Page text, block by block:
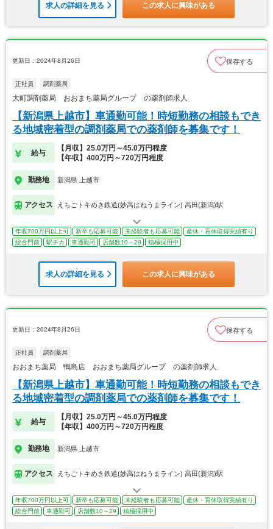
求人の詳細を見る この求人に興味がある
更新日：2024年8月26日 保存する
正社員 調剤薬局
大町調剤薬局 おおまち薬局グループ の薬剤師求人
【新潟県上越市】車通勤可能！時短勤務の相談もでき
る地域密着型の調剤薬局での薬剤師を募集です！
給与
【月収】25.0万円～45.0万円程度
【年収】400万円～720万円程度
勤務地 新潟県 上越市
アクセス えちごトキめき鉄道(妙高はねうまライン) 高田(新潟)駅
年収700万円以上可 新卒も応募可能 未経験者も応募可能
産休・育休取得実績有り
総合門前
駅チカ 車通勤可 店舗数10～29 積極採用中
求人の詳細を見る この求人に興味がある
更新日：2024年8月26日 保存する
正社員 調剤薬局
おおまち薬局 鴨島店 おおまち薬局グループ の薬剤師求人
【新潟県上越市】車通勤可能！時短勤務の相談もでき
る地域密着型の調剤薬局での薬剤師を募集です！
給与
【月収】25.0万円～45.0万円程度
【年収】400万円～720万円程度
勤務地 新潟県 上越市
アクセス えちごトキめき鉄道(妙高はねうまライン) 高田(新潟)駅
年収700万円以上可 新卒も応募可能 未経験者も応募可能
産休・育休取得実績有り
総合門前
車通勤可 店舗数10～29 積極採用中